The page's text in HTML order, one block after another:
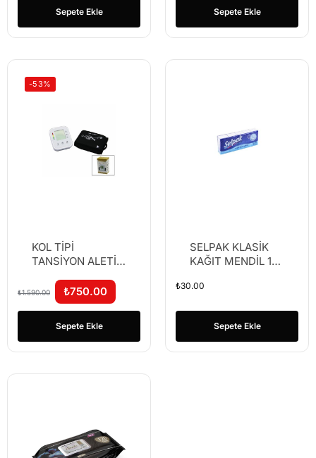
Sepete Ekle Sepete Ekle
-53%
KOL TİPİ
TANSİYON ALETİ
₺1.590.00 ₺750.00
Sepete Ekle
SELPAK KLASİK
KAĞIT MENDİL 10
₺30.00
Sepete Ekle